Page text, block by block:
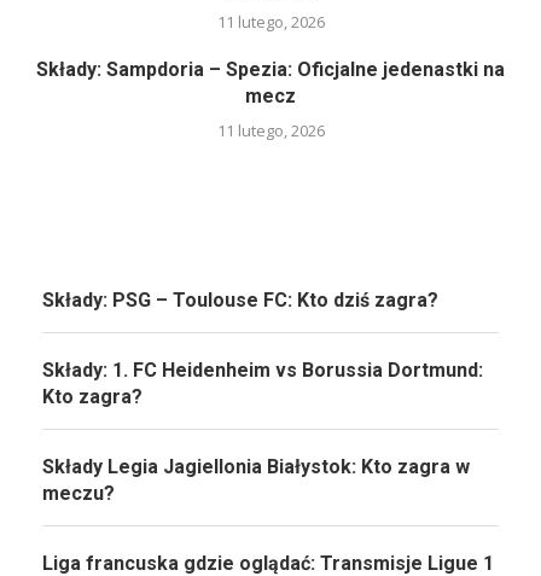
11 lutego, 2026
Składy: Sampdoria – Spezia: Oficjalne jedenastki na
mecz
11 lutego, 2026
Składy: PSG – Toulouse FC: Kto dziś zagra?
Składy: 1. FC Heidenheim vs Borussia Dortmund:
Kto zagra?
Składy Legia Jagiellonia Białystok: Kto zagra w
meczu?
Liga francuska gdzie oglądać: Transmisje Ligue 1